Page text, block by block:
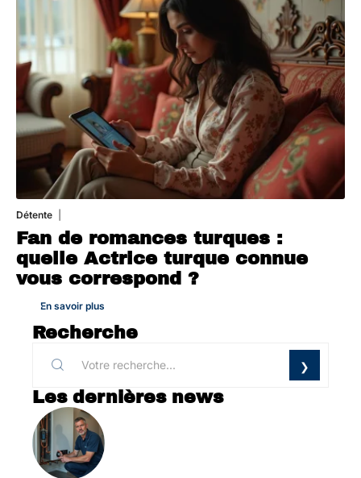
Détente
Fan de romances turques :
quelle Actrice turque connue
vous correspond ?
En savoir plus
Recherche
Les dernières news